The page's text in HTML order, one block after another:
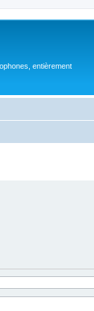
entièrement